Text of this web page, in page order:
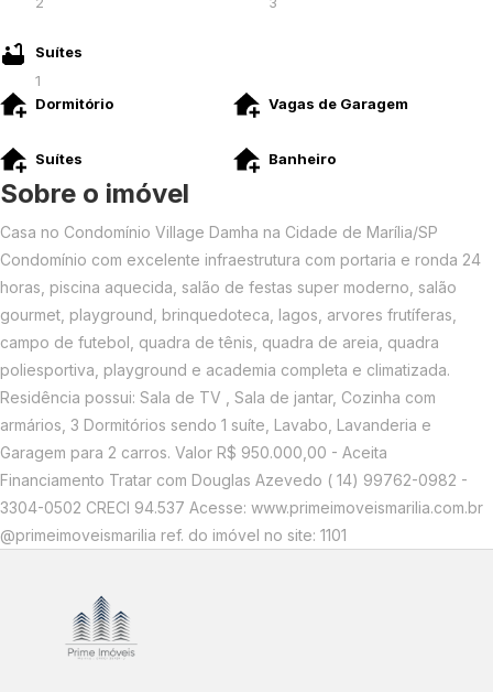
Suítes
1
Dormitório
Vagas de Garagem
Suítes Banheiro
Sobre o imóvel
Casa no Condomínio Village Damha na Cidade de Marília/SP
Condomínio com excelente infraestrutura com portaria e ronda 24
horas, piscina aquecida, salão de festas super moderno, salão
gourmet, playground, brinquedoteca, lagos, arvores frutíferas,
campo de futebol, quadra de tênis, quadra de areia, quadra
poliesportiva, playground e academia completa e climatizada.
Residência possui: Sala de TV , Sala de jantar, Cozinha com
armários, 3 Dormitórios sendo 1 suíte, Lavabo, Lavanderia e
Garagem para 2 carros. Valor R$ 950.000,00 - Aceita
Financiamento Tratar com Douglas Azevedo ( 14) 99762-0982 -
3304-0502 CRECI 94.537 Acesse: www.primeimoveismarilia.com.br
@primeimoveismarilia ref. do imóvel no site: 1101